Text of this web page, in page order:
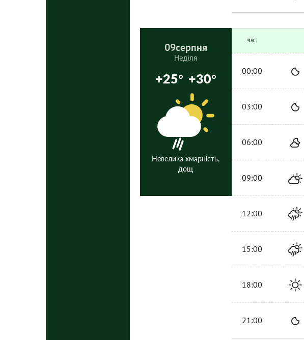
09серпня
Неділя
+25° +30°
Невелика хмарність,
дощ
ЧАС
00:00
03:00
06:00
09:00
12:00
15:00
18:00
21:00